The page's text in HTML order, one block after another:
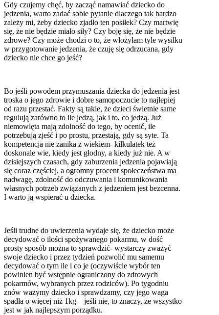
Gdy czujemy chęć, by zacząć namawiać dziecko do
jedzenia, warto zadać sobie pytanie dlaczego tak bardzo
zależy mi, żeby dziecko zjadło ten posiłek? Czy martwię
się, że nie będzie miało siły? Czy boję się, że nie będzie
zdrowe? Czy może chodzi o to, że włożyłam tyle wysiłku
w przygotowanie jedzenia, że czuję się odrzucana, gdy
dziecko nie chce go jeść?
Bo jeśli powodem przymuszania dziecka do jedzenia jest
troska o jego zdrowie i dobre samopoczucie to najlepiej
od razu przestać. Fakty są takie, że dzieci świetnie same
regulują zarówno to ile jedzą, jak i to, co jedzą. Już
niemowlęta mają zdolność do tego, by ocenić, ile
potrzebują zjeść i po prostu, przestają, gdy są syte. Ta
kompetencja nie zanika z wiekiem- kilkulatek też
doskonale wie, kiedy jest głodny, a kiedy już nie. A w
dzisiejszych czasach, gdy zaburzenia jedzenia pojawiają
się coraz częściej, a ogromny procent społeczeństwa ma
nadwagę, zdolność do odczuwania i komunikowania
własnych potrzeb związanych z jedzeniem jest bezcenna.
I warto ją wspierać u dziecka.
Jeśli trudne do uwierzenia wydaje się, że dziecko może
decydować o ilości spożywanego pokarmu, w dość
prosty sposób można to sprawdzić- wystarczy zważyć
swoje dziecko i przez tydzień pozwolić mu samemu
decydować o tym ile i co je (oczywiście wybór ten
powinien być wstępnie ograniczony do zdrowych
pokarmów, wybranych przez rodziców). Po tygodniu
znów ważymy dziecko i sprawdzamy, czy jego waga
spadła o więcej niż 1kg – jeśli nie, to znaczy, że wszystko
jest w jak najlepszym porządku.